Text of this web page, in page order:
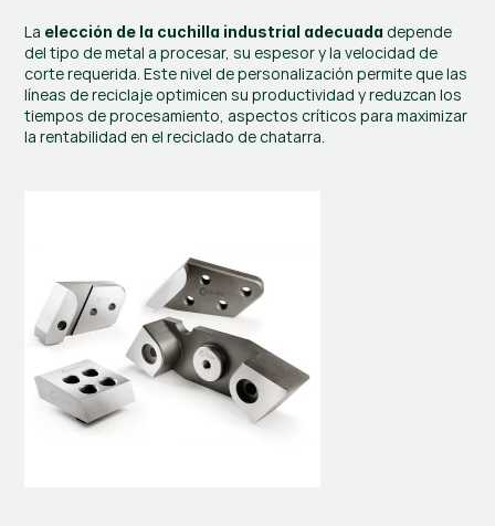
La elección de la cuchilla industrial adecuada depende
del tipo de metal a procesar, su espesor y la velocidad de
corte requerida. Este nivel de personalización permite que las
líneas de reciclaje optimicen su productividad y reduzcan los
tiempos de procesamiento, aspectos críticos para maximizar
la rentabilidad en el reciclado de chatarra.